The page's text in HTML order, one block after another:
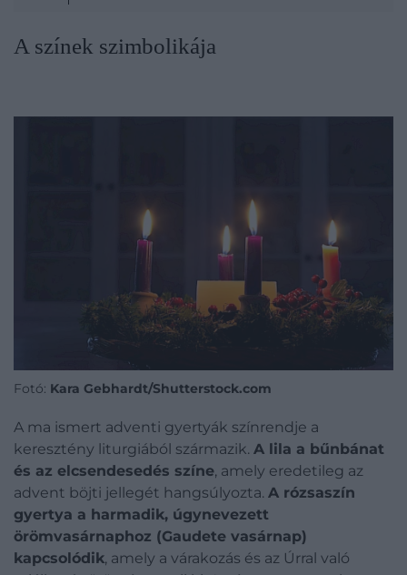
A színek szimbolikája
Fotó: Kara Gebhardt/Shutterstock.com
A ma ismert adventi gyertyák színrendje a
keresztény liturgiából származik. A lila a bűnbánat
és az elcsendesedés színe, amely eredetileg az
advent böjti jellegét hangsúlyozta. A rózsaszín
gyertya a harmadik, úgynevezett
örömvasárnaphoz (Gaudete vasárnap)
kapcsolódik, amely a várakozás és az Úrral való